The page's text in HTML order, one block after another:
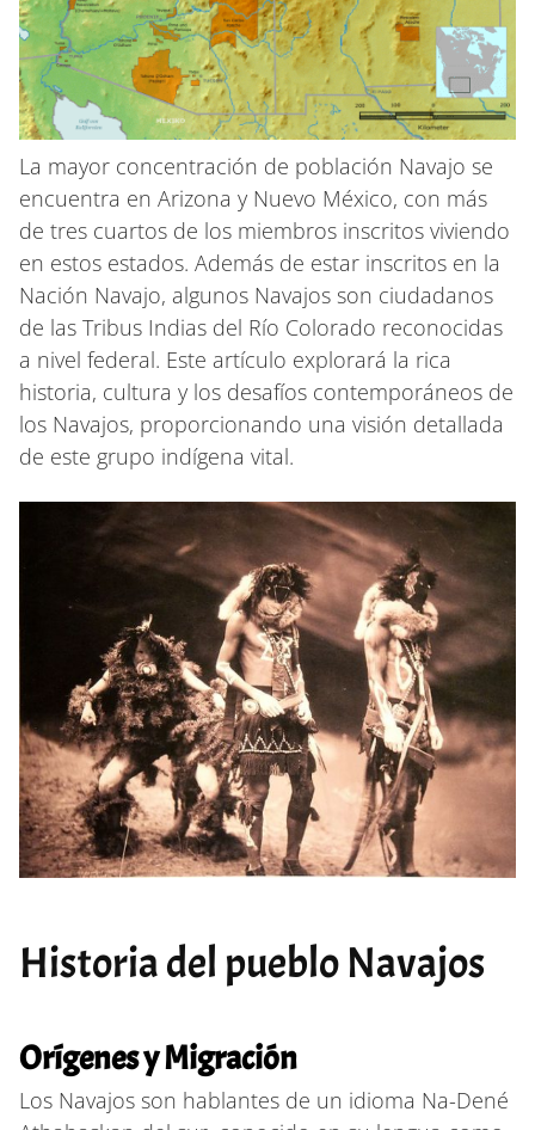
La mayor concentración de población Navajo se
encuentra en Arizona y Nuevo México, con más
de tres cuartos de los miembros inscritos viviendo
en estos estados. Además de estar inscritos en la
Nación Navajo, algunos Navajos son ciudadanos
de las Tribus Indias del Río Colorado reconocidas
a nivel federal. Este artículo explorará la rica
historia, cultura y los desafíos contemporáneos de
los Navajos, proporcionando una visión detallada
de este grupo indígena vital.
Historia del pueblo Navajos
Orígenes y Migración
Los Navajos son hablantes de un idioma Na-Dené